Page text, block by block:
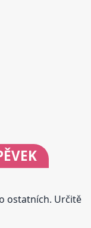
ostatních. Určitě